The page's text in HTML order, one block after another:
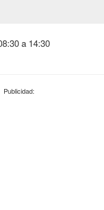
a 14:30
Publicidad: